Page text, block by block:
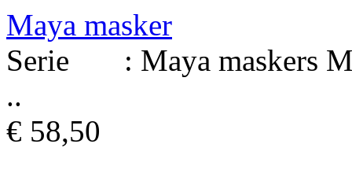
Maya masker
Serie : Maya maskers
..
€ 58,50